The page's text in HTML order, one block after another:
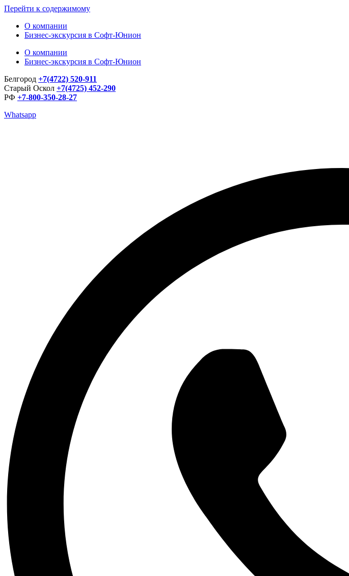
Перейти к содержимому
О компании
Бизнес-экскурсия в Софт-Юнион
О компании
Бизнес-экскурсия в Софт-Юнион
Белгород +7(4722) 520-911
Старый Оскол +7(4725) 452-290
РФ +7-800-350-28-27
Whatsapp